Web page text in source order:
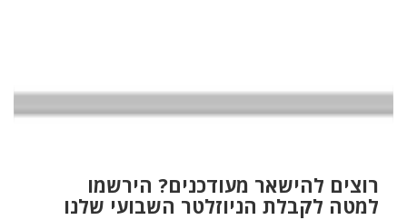
רוצים להישאר מעודכנים? הירשמו
למטה לקבלת הניוזלטר השבועי שלנו